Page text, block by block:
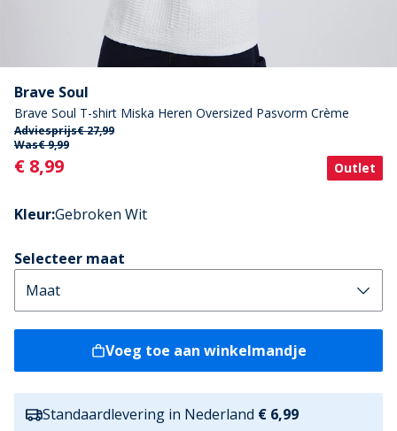
Brave Soul
Brave Soul T-shirt Miska Heren Oversized Pasvorm Crème
Adviesprijs€ 27,99
Was€ 9,99
Current
€ 8,99 Outlet
Kleur:Gebroken Wit
Selecteer maat
Voeg toe aan winkelmandje
Standaardlevering in Nederland € 6,99